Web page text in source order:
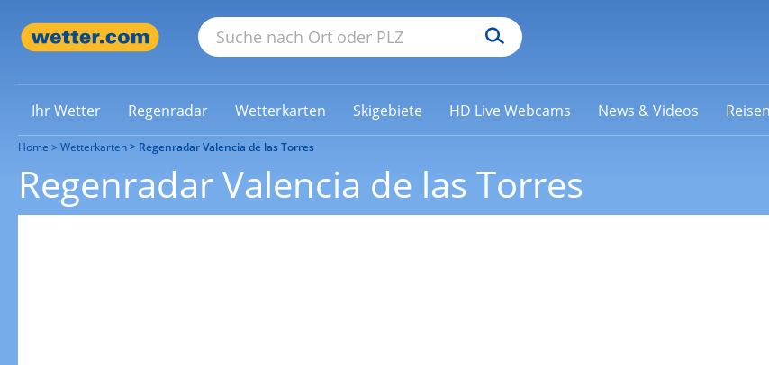
Ihr Wetter Regenradar Wetterkarten Skigebiete HD Live Webcams News & Videos
Home Wetterkarten Regenradar Valencia de las Torres
Regenradar Valencia de las Torres